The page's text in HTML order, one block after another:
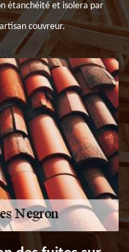
étanchéité et isolera par
couvreur.